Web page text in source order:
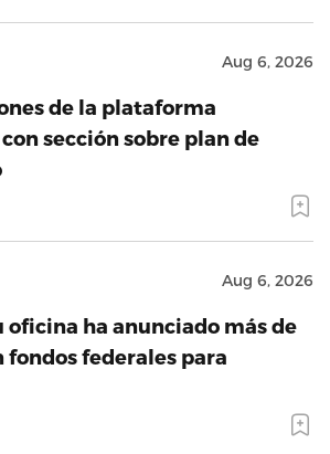
Aug 6, 2026
de la plataforma
sección sobre plan de
Aug 6, 2026
oficina ha anunciado más de
fondos federales para